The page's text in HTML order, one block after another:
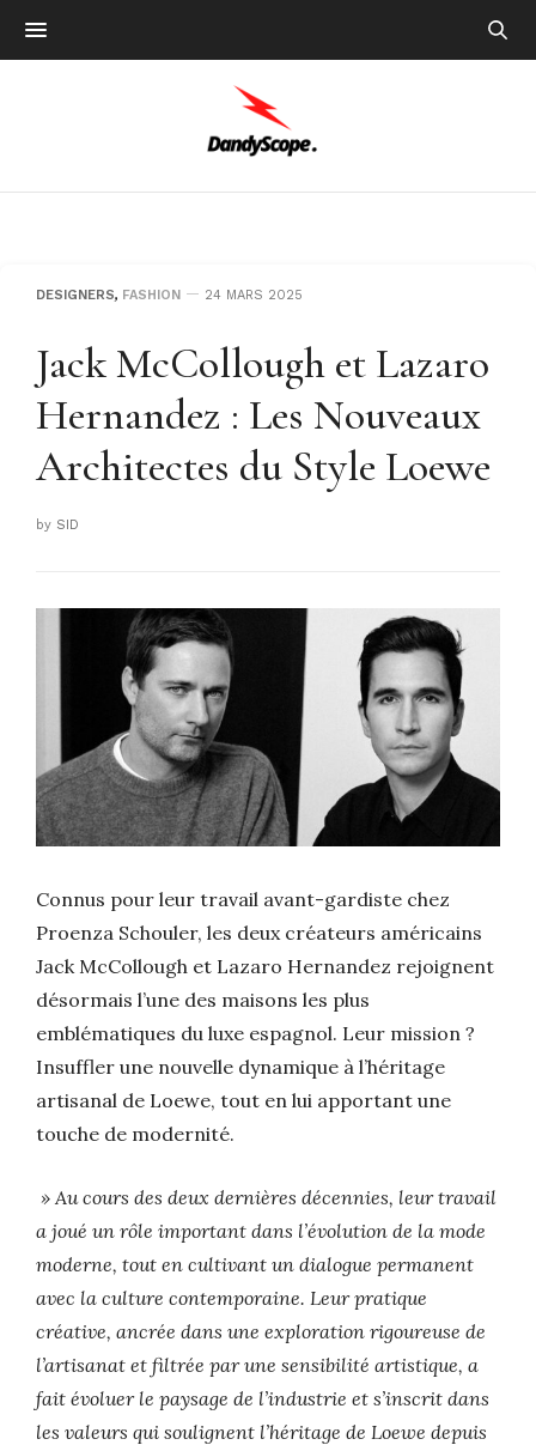
DESIGNERS, FASHION 24 MARS 2025
Jack McCollough et Lazaro
Hernandez : Les Nouveaux
Architectes du Style Loewe
by SID
Connus pour leur travail avant-gardiste chez
Proenza Schouler, les deux créateurs américains
Jack McCollough et Lazaro Hernandez rejoignent
désormais l’une des maisons les plus
emblématiques du luxe espagnol. Leur mission ?
Insuffler une nouvelle dynamique à l’héritage
artisanal de Loewe, tout en lui apportant une
touche de modernité.
» Au cours des deux dernières décennies, leur travail
a joué un rôle important dans l’évolution de la mode
moderne, tout en cultivant un dialogue permanent
avec la culture contemporaine. Leur pratique
créative, ancrée dans une exploration rigoureuse de
l’artisanat et filtrée par une sensibilité artistique, a
fait évoluer le paysage de l’industrie et s’inscrit dans
les valeurs qui soulignent l’héritage de Loewe depuis